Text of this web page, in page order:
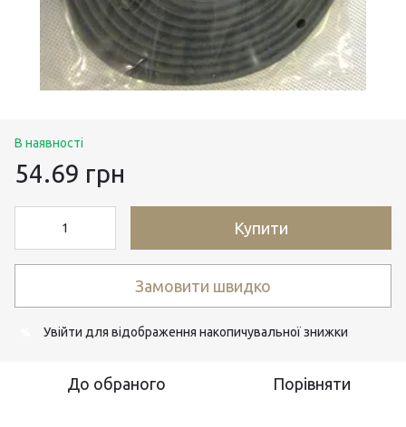
В наявності
54.69 грн
Купити
Замовити швидко
Увійти для відображення накопичувальної знижки
До обраного Порівняти